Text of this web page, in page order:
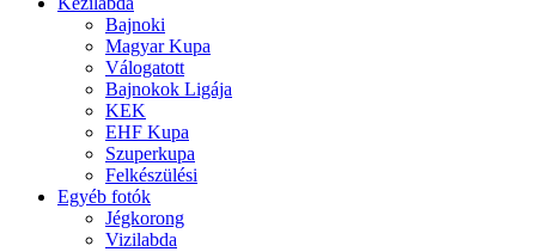
Bajnoki
Magyar Kupa
Válogatott
Bajnokok Ligája
KEK
EHF Kupa
Szuperkupa
Felkészülési
Egyéb fotók
Jégkorong
Vizilabda